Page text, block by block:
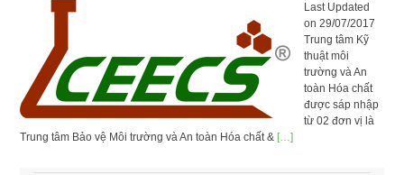
Last Updated
on 29/07/2017
Trung tâm Kỹ
thuật môi
trường và An
toàn Hóa chất
được sáp nhập
từ 02 đơn vị là
Trung tâm Bảo vệ Môi trường và An toàn Hóa chất & […]